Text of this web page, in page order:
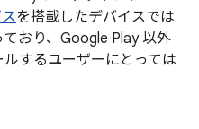
を搭載したデバイスでは
おり、Google Play 以外
するユーザーにとっては